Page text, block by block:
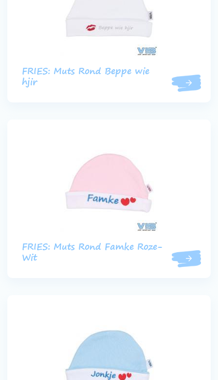
FRIES: Muts Rond Beppe wie
hjir
FRIES: Muts Rond Famke Roze-
Wit